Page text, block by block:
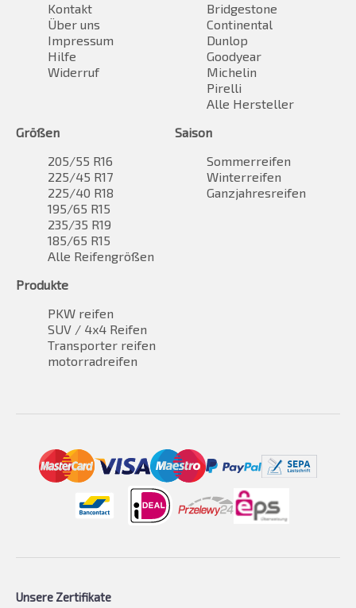
Kontakt
Über uns
Impressum
Hilfe
Widerruf
Bridgestone
Continental
Dunlop
Goodyear
Michelin
Pirelli
Alle Hersteller
Größen
205/55 R16
225/45 R17
225/40 R18
195/65 R15
235/35 R19
185/65 R15
Alle Reifengrößen
Saison
Sommerreifen
Winterreifen
Ganzjahresreifen
Produkte
PKW reifen
SUV / 4x4 Reifen
Transporter reifen
motorradreifen
Unsere Zertifikate